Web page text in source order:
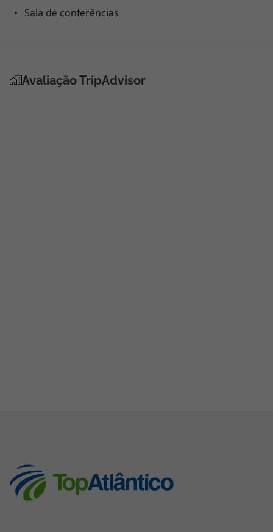
Sala de conferências
Avaliação TripAdvisor